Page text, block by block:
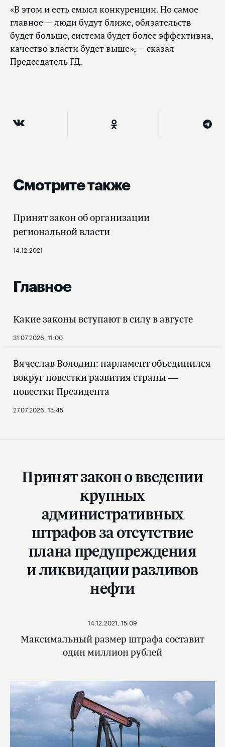
«В этом и есть смысл конкуренции. Но самое
главное — люди будут ближе, обязательств
будет больше, система будет более эффективна,
качество власти будет выше», — сказал
Председатель ГД.
Смотрите также
Принят закон об организации
региональной власти
14.12.2021
Главное
Какие законы вступают в силу в августе
31.07.2026, 11:00
Вячеслав Володин: парламент объединился
вокруг повестки развития страны —
повестки Президента
27.07.2026, 15:45
Принят закон о введении
крупных
административных
штрафов за отсутствие
плана предупреждения
и ликвидации разливов
нефти
Максимальный размер штрафа составит
один миллион рублей
14.12.2021, 15:09